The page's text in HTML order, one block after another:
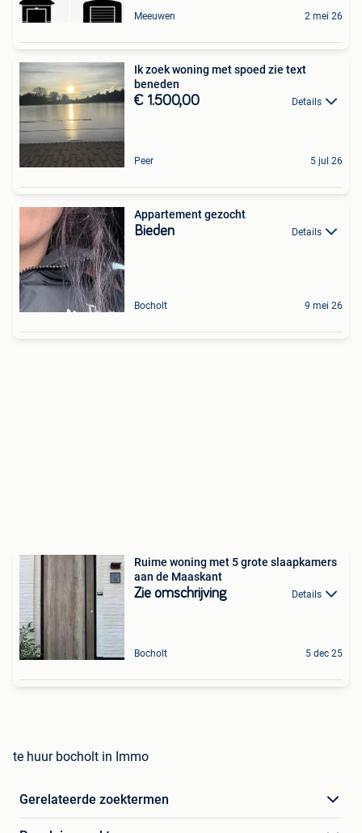
Meeuwen 2 mei 26
Ik zoek woning met spoed zie text
beneden
€ 1.500,00 Details
Peer 5 jul 26
Appartement gezocht
Bieden Details
Bocholt 9 mei 26
Ruime woning met 5 grote slaapkamers
aan de Maaskant
Zie omschrijving Details
Bocholt 5 dec 25
te huur bocholt in Immo
Gerelateerde zoektermen